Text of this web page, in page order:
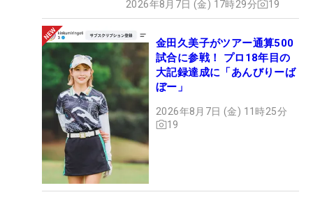
2026年8月7日 (金) 17時29分 19
金田久美子がツアー通算500
試合に参戦！ プロ18年目の
大記録達成に「あんびりーば
ぼー」
2026年8月7日 (金) 11時25分
19